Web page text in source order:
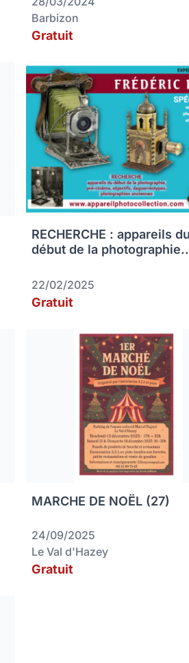
Barbizon
Gratuit
RECHERCHE : appareils
début de la
22/02/2025
Gratuit
MARCHE DE NOËL (27)
24/09/2025
Le Val d'Hazey
Gratuit